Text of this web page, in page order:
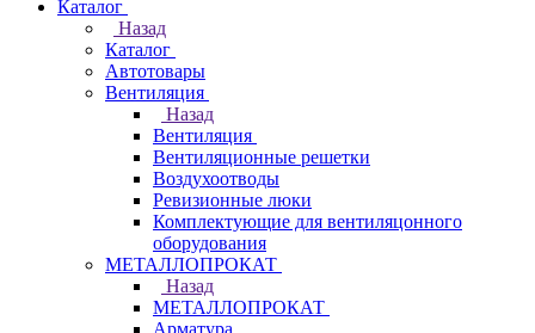
Каталог
Назад
Каталог
Автотовары
Вентиляция
Назад
Вентиляция
Вентиляционные решетки
Воздухоотводы
Ревизионные люки
Комплектующие для вентиляцонного
оборудования
МЕТАЛЛОПРОКАТ
Назад
МЕТАЛЛОПРОКАТ
Арматура